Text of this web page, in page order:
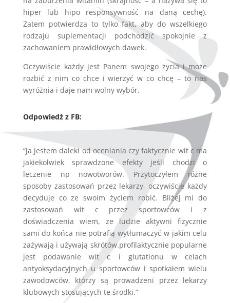
hiper lub hipo responsywność na daną cechę).
Zatem potwierdza to tylko fakt, aby do wszelkiego
rodzaju suplementacji podchodzić spokojnie z
zachowaniem prawidłowych dawek.
Oczywiście każdy jest Panem swojego życia i może
rozbić z nim co chce i wierzyć w co chcę – to nas
wyróżnia i daje nam wolny wybór.
Odpowiedź z FB:
“ja jestem daleki od oceniania czy faktycznie wit c ma
jakiekolwiek sprawdzone efekty jeśli chodzi o
leczenie np nowotworów. Przytoczyłem różne
sposoby zastosowań przez lekarzy, oczywiście każdy
decyduje co ze swoim życiem robić. Bliżej mi do
zastosowań wit c przez sportowców i z
doświadczenia wiem, ze ludzie aktywni fizycznie
sami do końca nie potrafią wytłumaczyć w jakim celu
zażywają i używają skrótów.profilaktycznie popularne
jest podawanie wit c i glutationu w celach
antyoksydacyjnych u sportowców i spotkałem wielu
zawodowców, którzy są prowadzeni przez lekarzy
klubowych stosujących te środki.”